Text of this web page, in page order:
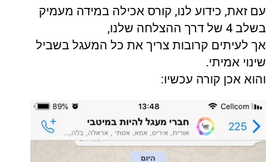
עם זאת, כידוע לנו, קורס אכילה במידה מעמיק
בשלב 4 של דרך ההצלחה שלנו,
אך לעיתים קרובות צריך את כל המעגל בשביל
שינוי אמיתי.
והוא אכן קורה עכשיו: